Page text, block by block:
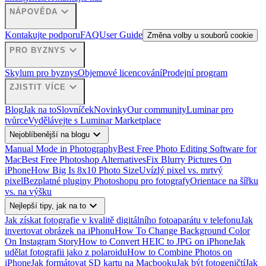
NÁPOVĚDA expand_more
Kontakujte podporuFAQUser Guide Změna volby u souborů cookie
PRO BYZNYS expand_more
Skylum pro byznysObjemové licencováníProdejní program
ZJISTIT VÍCE expand_more
BlogJak na toSlovníčekNovinkyOur communityLuminar pro
tvůrceVydělávejte s Luminar Marketplace
Nejoblíbenější na blogu expand_more
Manual Mode in PhotographyBest Free Photo Editing Software for
MacBest Free Photoshop AlternativesFix Blurry Pictures On
iPhoneHow Big Is 8x10 Photo SizeUvízlý pixel vs. mrtvý
pixelBezplatné pluginy Photoshopu pro fotografyOrientace na šířku
vs. na výšku
Nejlepší tipy, jak na to expand_more
Jak získat fotografie v kvalitě digitálního fotoaparátu v telefonuJak
invertovat obrázek na iPhonuHow To Change Background Color
On Instagram StoryHow to Convert HEIC to JPG on iPhoneJak
udělat fotografii jako z polaroiduHow to Combine Photos on
iPhoneJak formátovat SD kartu na MacbookuJak být fotogeničtíJak